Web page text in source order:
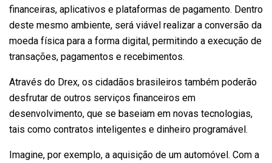
financeiras, aplicativos e plataformas de pagamento. Dentro
deste mesmo ambiente, será viável realizar a conversão da
moeda física para a forma digital, permitindo a execução de
transações, pagamentos e recebimentos.
Através do Drex, os cidadãos brasileiros também poderão
desfrutar de outros serviços financeiros em
desenvolvimento, que se baseiam em novas tecnologias,
tais como contratos inteligentes e dinheiro programável.
Imagine, por exemplo, a aquisição de um automóvel. Com a